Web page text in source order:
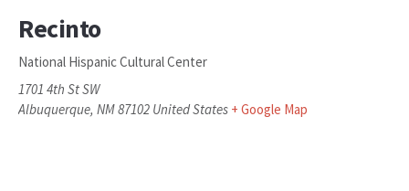
Recinto
National Hispanic Cultural Center
1701 4th St SW
Albuquerque, NM87102 United States + Google Map